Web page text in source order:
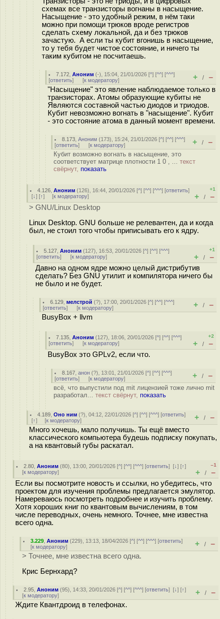
схемах все транзисторы вогнаны в насыщение.
Насыщение - это удобный режим, в нём таки
можно при помощи трюков вроде регистров
сделать схему локальной, да и без трюков
зачастую. А если ты кубит вгонишь в насыщение,
то у тебя будет чистое состояние, и ничего ты
таким кубитом не посчитаешь.
7.172 ,Аноним (-), 15:04, 21/01/2026 [^] [^^] [^^^]
[ответить] [к модератору] + / –
"Насыщение" это явление наблюдаемое только в
транзисторах. Атомы образующие кубиты не
Являются составной частью диодов и триодов.
Кубит невозможно вогнать в "насыщение". Кубит
- это состояние атома в данный момент времени.
8.173 ,Аноним (173), 15:24, 21/01/2026 [^] [^^] [^^^]
[ответить] [к модератору] + / –
Кубит возможно вогнать в насыщение, это
соответствует матрице плотности 1 0 , ... текст
свёрнут, показать
4.126 ,Аноним (126), 16:44, 20/01/2026 [^] [^^] [^^^] [ответить]
[↓] [↑] [к модератору]
+1
+ / –
> GNU/Linux Desktop
Linux Desktop. GNU больше не релевантен, да и когда
был, не стоил того чтобы приписывать его к ядру.
5.127 ,Аноним (127), 16:53, 20/01/2026 [^] [^^] [^^^]
[ответить] [к модератору]
+1
+ / –
Давно на одном ядре можно целый дистрибутив
сделать? Без GNU утилит и компилятора ничего бы
не было и не будет.
6.129 ,мелстрой (?), 17:00, 20/01/2026 [^] [^^] [^^^]
[ответить] [к модератору] + / –
BusyBox + llvm
7.135 ,Аноним (127), 18:06, 20/01/2026 [^] [^^] [^^^]
[ответить] [к модератору]
+2
+ / –
BusyBox это GPLv2, если что.
8.167 ,анон (?), 13:01, 21/01/2026 [^] [^^] [^^^]
[ответить] [к модератору] + / –
всё, что выпустили под mit лицензией тоже лично mit
разработал... текст свёрнут, показать
4.189 ,Оно ним (?), 04:12, 22/01/2026 [^] [^^] [^^^] [ответить]
[↑] [к модератору] + / –
Много хочешь, мало получишь. Ты ещё вместо
классического компьютера будешь подписку покупать,
а на квантовый губы раскатал.
2.80 ,Аноним (80), 13:00, 20/01/2026 [^] [^^] [^^^] [ответить][↓] [↑]
[к модератору]
–1
+ / –
Если вы посмотрите новость и ссылки, но убедитесь, что
проектом для изучения проблемы предлагается эмулятор.
Намереваюсь посмотреть подробнее и изучить проблему.
Хотя хороших книг по квантовым вычислениям, в том
числе переводных, очень немного. Точнее, мне известна
всего одна.
3.229 ,Аноним (229), 13:13, 18/04/2026 [^] [^^] [^^^] [ответить]
[к модератору] + / –
> Точнее, мне известна всего одна.
Крис Бернхард?
2.95 ,Аноним (95), 14:33, 20/01/2026 [^] [^^] [^^^] [ответить][↓] [↑]
[к модератору] + / –
Ждите Квантдроид в телефонах.